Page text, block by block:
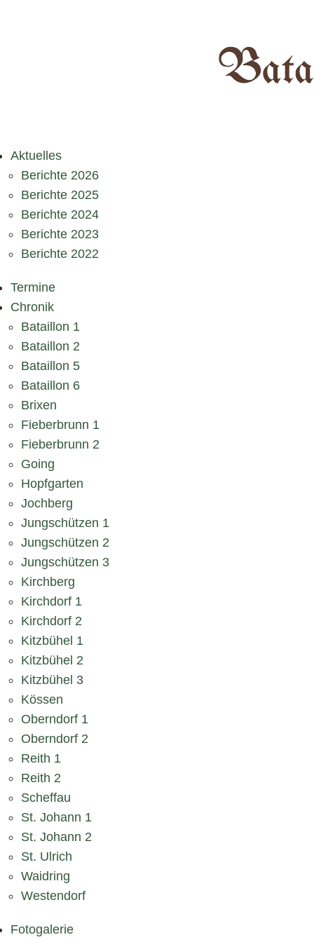
Aktuelles
Berichte 2026
Berichte 2025
Berichte 2024
Berichte 2023
Berichte 2022
Termine
Chronik
Bataillon 1
Bataillon 2
Bataillon 5
Bataillon 6
Brixen
Fieberbrunn 1
Fieberbrunn 2
Going
Hopfgarten
Jochberg
Jungschützen 1
Jungschützen 2
Jungschützen 3
Kirchberg
Kirchdorf 1
Kirchdorf 2
Kitzbühel 1
Kitzbühel 2
Kitzbühel 3
Kössen
Oberndorf 1
Oberndorf 2
Reith 1
Reith 2
Scheffau
St. Johann 1
St. Johann 2
St. Ulrich
Waidring
Westendorf
Fotogalerie